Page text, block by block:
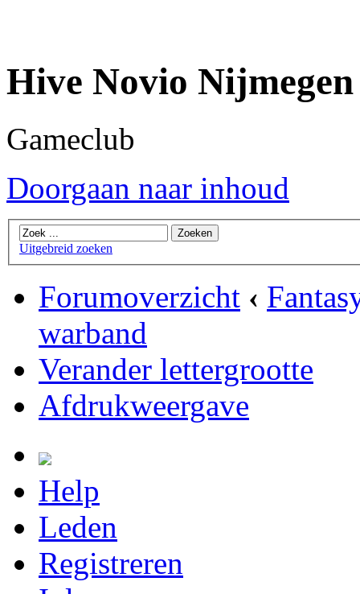
Hive Novio Nijmegen
Gameclub
Doorgaan naar inhoud
Uitgebreid zoeken
Forumoverzicht ‹
warband
Verander lettergrootte
Afdrukweergave
Help
Leden
Registreren